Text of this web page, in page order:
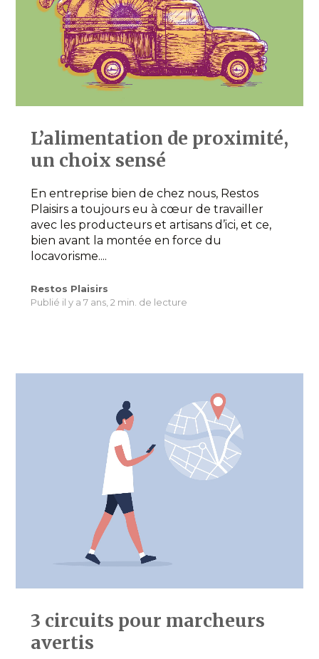
L’alimentation de proximité,
un choix sensé
En entreprise bien de chez nous, Restos
Plaisirs a toujours eu à cœur de travailler
avec les producteurs et artisans d’ici, et ce,
bien avant la montée en force du
locavorisme....
Restos Plaisirs
Publié il y a 7 ans, 2 min. de lecture
3 circuits pour marcheurs
avertis